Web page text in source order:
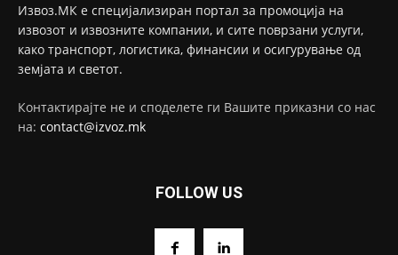
Извоз.МК е специјализиран портал за промоција на
извозот и извозните компании, и сите поврзани услуги,
како транспорт, логистика, финансии и осигурување од
земјата и светот.
Контактирајте не и споделете ги Вашите приказни со нас
на: contact@izvoz.mk
FOLLOW US